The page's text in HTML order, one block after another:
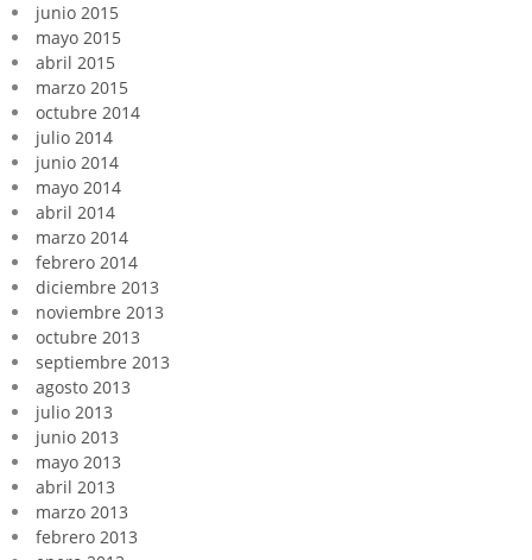
junio 2015
mayo 2015
abril 2015
marzo 2015
octubre 2014
julio 2014
junio 2014
mayo 2014
abril 2014
marzo 2014
febrero 2014
diciembre 2013
noviembre 2013
octubre 2013
septiembre 2013
agosto 2013
julio 2013
junio 2013
mayo 2013
abril 2013
marzo 2013
febrero 2013